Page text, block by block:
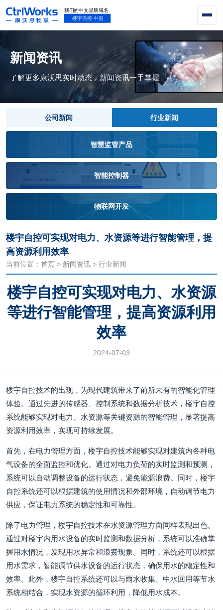
新闻资讯
了解更多康沃思实时动态，新闻资讯一手掌握
公司新闻 行业新闻
智慧监管产品
智能控制器
物联网开发
楼宇自控可实现对电力、水资源等进行智能管理，提
高资源利用效率
当前位置： 首页 > 新闻资讯 > 行业新闻
楼宇自控可实现对电力、水资源
等进行智能管理，提高资源利用
效率
2024-07-03
楼宇自控技术的出现，为现代建筑带来了前所未有的智能化管理
体验。通过先进的传感器、控制系统和数据分析技术，楼宇自控
系统能够实现对电力、水资源等关键资源的智能管理，显著提高
资源利用效率，实现可持续发展。
首先，在电力管理方面，楼宇自控技术能够实现对建筑内各种电
气设备的全面监控和优化。通过对电力负荷的实时监测和预测，
系统可以自动调整设备的运行状态，避免能源浪费。同时，楼宇
自控系统还可以根据建筑的使用情况和外部环境，自动调节电力
供应，保证电力系统的稳定性和可靠性。
除了电力管理，楼宇自控技术在水资源管理方面同样表现出色。
通过对楼宇内用水设备的实时监测和数据分析，系统可以准确掌
握用水情况，发现用水异常和浪费现象。同时，系统还可以根据
用水需求，智能调节供水设备的运行状态，确保用水的稳定性和
效率。此外，楼宇自控系统还可以与雨水收集、中水回用等节水
系统相结合，实现水资源的循环利用，降低用水成本。